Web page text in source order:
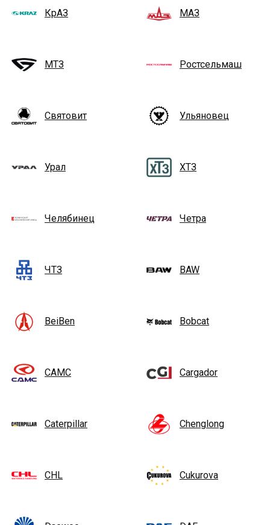
КрАЗ МАЗ
МТЗ Ростсельмаш
Святовит Ульяновец
Урал ХТЗ
Челябинец Четра
ЧТЗ BAW
BeiBen Bobcat
CAMC Cargador
Caterpillar Chenglong
CHL Cukurova